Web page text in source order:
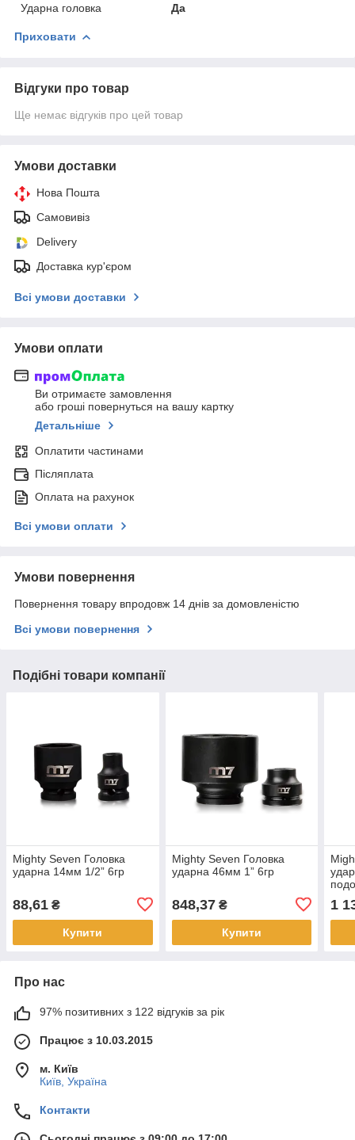
Ударна головка
Да
Приховати
Відгуки про товар
Ще немає відгуків про цей товар
Умови доставки
Нова Пошта
Самовивіз
Delivery
Доставка кур'єром
Всі умови доставки
Умови оплати
Ви отримаєте замовлення
або гроші повернуться на вашу картку
Детальніше
Оплатити частинами
Післяплата
Оплата на рахунок
Всі умови оплати
Умови повернення
Повернення товару впродовж 14 днів за домовленістю
Всі умови повернення
Подібні товари компанії
Mighty Seven Головка
ударна 14мм 1/2” 6гр
88,61 ₴
Купити
Mighty Seven Головка
ударна 46мм 1” 6гр
848,37₴
Купити
1
Про нас
97% позитивних з 122 відгуків за рік
Працює з 10.03.2015
м. Київ
Київ, Україна
Контакти